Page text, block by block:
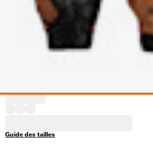
Guide des tailles